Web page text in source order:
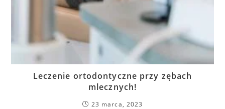
Leczenie ortodontyczne przy zębach
mlecznych!
23 marca, 2023